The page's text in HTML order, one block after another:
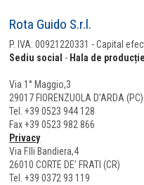
Rota Guido S.r.l.
P. IVA: 00921220331 - Capital
Sediu social - Hala de producție
Via 1° Maggio,3
29017 FIORENZUOLA D’ARDA (PC)
Tel. +39 0523 944 128
Fax +39 0523 982 866
Privacy
Via F.lli Bandiera,4
26010 CORTE DE’ FRATI (CR)
Tel. +39 0372 93 119